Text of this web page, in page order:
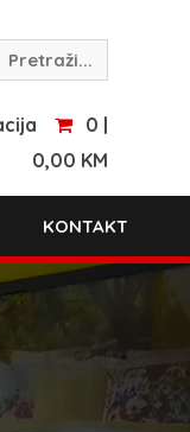
0 |
0,00 KM
KONTAKT